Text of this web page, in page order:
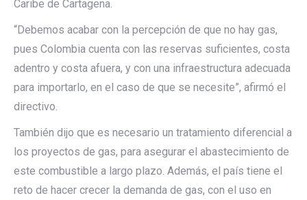
Caribe de Cartagena.
“Debemos acabar con la percepción de que no hay gas,
pues Colombia cuenta con las reservas suficientes, costa
adentro y costa afuera, y con una infraestructura adecuada
para importarlo, en el caso de que se necesite”, afirmó el
directivo.
También dijo que es necesario un tratamiento diferencial a
los proyectos de gas, para asegurar el abastecimiento de
este combustible a largo plazo. Además, el país tiene el
reto de hacer crecer la demanda de gas, con el uso en